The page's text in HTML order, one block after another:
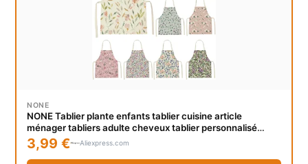
NONE
NONE Tablier plante enfants tablier cuisine article
ménager tabliers adulte cheveux tablier personnalisé
Logo cuisine Supplie Tablier tabliers tabliers 55-68 cm
3,99 € Aliexpress.com